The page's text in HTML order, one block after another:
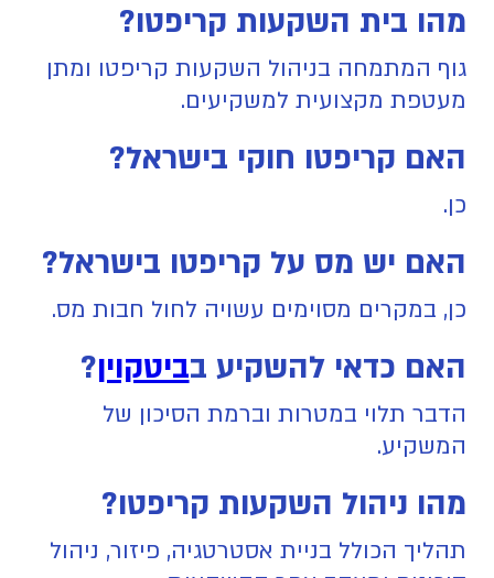
מהו בית השקעות קריפטו?
גוף המתמחה בניהול השקעות קריפטו ומתן
מעטפת מקצועית למשקיעים.
האם קריפטו חוקי בישראל?
כן.
האם יש מס על קריפטו בישראל?
כן, במקרים מסוימים עשויה לחול חבות מס.
האם כדאי להשקיע בביטקוין?
הדבר תלוי במטרות וברמת הסיכון של
המשקיע.
מהו ניהול השקעות קריפטו?
תהליך הכולל בניית אסטרטגיה, פיזור, ניהול